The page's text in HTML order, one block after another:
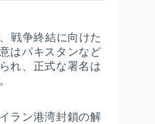
戦争終結に向けた
はパキスタンなど
れ、正式な署名は
ラン港湾封鎖の解